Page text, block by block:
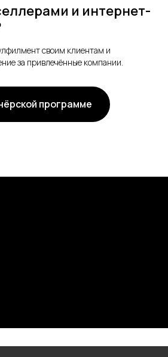
и интернет-
своим клиентам и
за привлечённые компании.
программе